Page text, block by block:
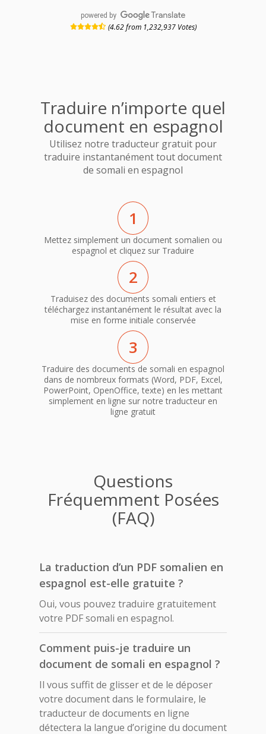
powered by
(4.62 from 1,232,937 Votes)
Traduire n’importe quel
document en espagnol
Utilisez notre traducteur gratuit pour
traduire instantanément tout document
de somali en espagnol
1
Mettez simplement un document somalien ou
espagnol et cliquez sur Traduire
2
Traduisez des documents somali entiers et
téléchargez instantanément le résultat avec la
mise en forme initiale conservée
3
Traduire des documents de somali en espagnol
dans de nombreux formats (Word, PDF, Excel,
PowerPoint, OpenOffice, texte) en les mettant
simplement en ligne sur notre traducteur en
ligne gratuit
Questions
Fréquemment Posées
(FAQ)
La traduction d’un PDF somalien en
espagnol est-elle gratuite ?
Oui, vous pouvez traduire gratuitement
votre PDF somali en espagnol.
Comment puis-je traduire un
document de somali en espagnol ?
Il vous suffit de glisser et de le déposer
votre document dans le formulaire, le
traducteur de documents en ligne
détectera la langue d’origine du document